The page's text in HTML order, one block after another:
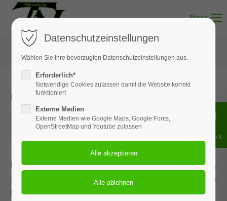
Menu
Unterricht - Thema 01
08.07.2026
Dieses Ereignis wird an den Terminen 21.01.2026, 24.02.2026,
30.03.2026, 04.05.2026 und 2 weiteren Terminen wiederholt. Das
nächste Ereignis findet statt am01.05.2022. bis zum 08.07.2026.
Datenschutzeinstellungen
Wählen Sie Ihre bevorzugten Datenschutzeinstellungen aus.
Erforderlich*
Notwendige Cookies zulassen damit die Website korrekt
funktioniert
Externe Medien
Externe Medien wie Google Maps, Google Fonts,
OpenStreetMap und Youtube zulassen
Shift+Alt+A